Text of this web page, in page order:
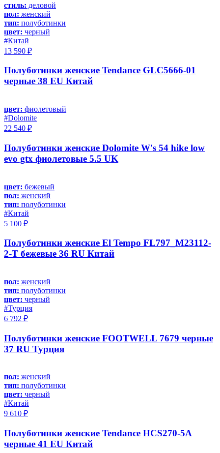
стиль: деловой
пол: женский
тип: полуботинки
цвет: черный
#Китай
13 590 ₽
Полуботинки женские Tendance GLC5666-01
черные 38 EU Китай
цвет: фиолетовый
#Dolomite
22 540 ₽
Полуботинки женские Dolomite W's 54 hike low
evo gtx фиолетовые 5.5 UK
цвет: бежевый
пол: женский
тип: полуботинки
#Китай
5 100 ₽
Полуботинки женские El Tempo FL797_M23112-
2-T бежевые 36 RU Китай
пол: женский
тип: полуботинки
цвет: черный
#Турция
6 792 ₽
Полуботинки женские FOOTWELL 7679 черные
37 RU Турция
пол: женский
тип: полуботинки
цвет: черный
#Китай
9 610 ₽
Полуботинки женские Tendance HCS270-5A
черные 41 EU Китай